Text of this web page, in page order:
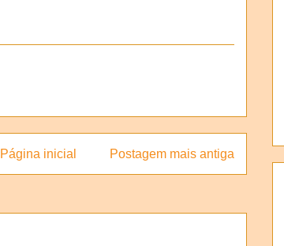
Postagem mais antiga
Página inicial